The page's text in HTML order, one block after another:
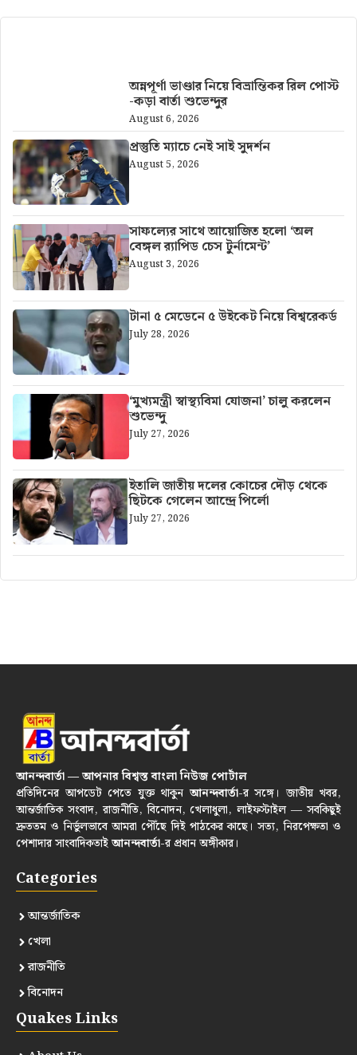
অন্নপূর্ণা ভাণ্ডার নিয়ে বিভ্রান্তিকর রিল পোস্ট
-কড়া বার্তা শুভেন্দুর
August 6, 2026
প্রস্তুতি ম্যাচে নেই সাই সুদর্শন
August 5, 2026
সাফল্যের সাথে আয়োজিত হলো ‘অল
বেঙ্গল র‍্যাপিড চেস টুর্নামেন্ট’
August 3, 2026
টানা ৫ মেডেনে ৫ উইকেট নিয়ে বিশ্বরেকর্ড
July 28, 2026
‘মুখ্যমন্ত্রী স্বাস্থ্যবিমা যোজনা’ চালু করলেন
শুভেন্দু
July 27, 2026
ইতালি জাতীয় দলের কোচের দৌড় থেকে
ছিটকে গেলেন আন্দ্রে পির্লো
July 27, 2026
আনন্দবার্তা — আপনার বিশ্বস্ত বাংলা নিউজ পোর্টাল
প্রতিদিনের আপডেট পেতে যুক্ত থাকুনআনন্দবার্তা-র সঙ্গে। জাতীয় খবর,
আন্তর্জাতিক সংবাদ, রাজনীতি, বিনোদন, খেলাধুলা, লাইফস্টাইল — সবকিছুই
দ্রুততম ও নির্ভুলভাবে আমরা পৌঁছে দিই পাঠকের কাছে। সত্য, নিরপেক্ষতা ও
পেশাদার সাংবাদিকতাইআনন্দবার্তা-র প্রধান অঙ্গীকার।
Categories
আন্তর্জাতিক
খেলা
রাজনীতি
বিনোদন
Quakes Links